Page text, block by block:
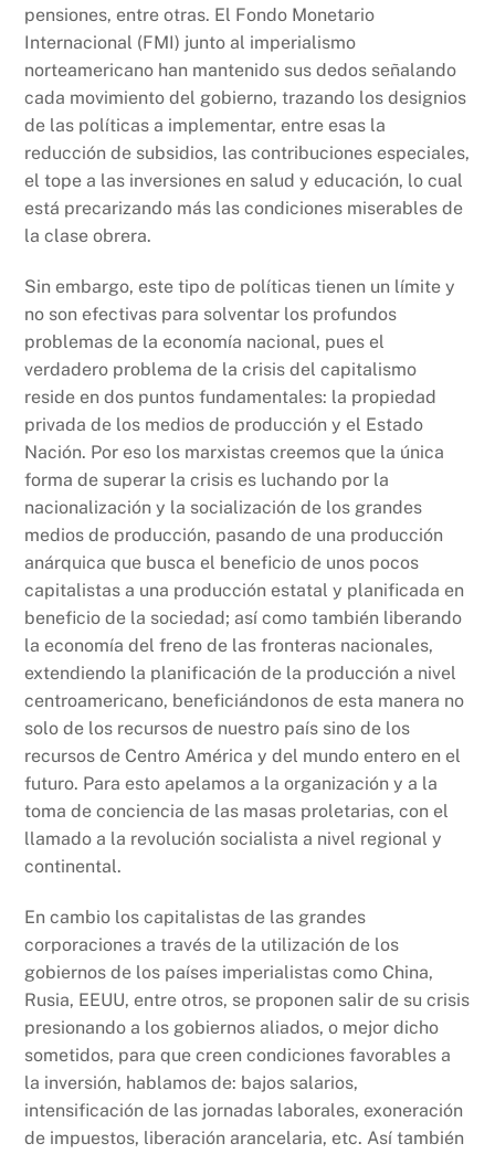
pensiones, entre otras. El Fondo Monetario
Internacional (FMI) junto al imperialismo
norteamericano han mantenido sus dedos señalando
cada movimiento del gobierno, trazando los designios
de las políticas a implementar, entre esas la
reducción de subsidios, las contribuciones especiales,
el tope a las inversiones en salud y educación, lo cual
está precarizando más las condiciones miserables de
la clase obrera.
Sin embargo, este tipo de políticas tienen un límite y
no son efectivas para solventar los profundos
problemas de la economía nacional, pues el
verdadero problema de la crisis del capitalismo
reside en dos puntos fundamentales: la propiedad
privada de los medios de producción y el Estado
Nación. Por eso los marxistas creemos que la única
forma de superar la crisis es luchando por la
nacionalización y la socialización de los grandes
medios de producción, pasando de una producción
anárquica que busca el beneficio de unos pocos
capitalistas a una producción estatal y planificada en
beneficio de la sociedad; así como también liberando
la economía del freno de las fronteras nacionales,
extendiendo la planificación de la producción a nivel
centroamericano, beneficiándonos de esta manera no
solo de los recursos de nuestro país sino de los
recursos de Centro América y del mundo entero en el
futuro. Para esto apelamos a la organización y a la
toma de conciencia de las masas proletarias, con el
llamado a la revolución socialista a nivel regional y
continental.
En cambio los capitalistas de las grandes
corporaciones a través de la utilización de los
gobiernos de los países imperialistas como China,
Rusia, EEUU, entre otros, se proponen salir de su crisis
presionando a los gobiernos aliados, o mejor dicho
sometidos, para que creen condiciones favorables a
la inversión, hablamos de: bajos salarios,
intensificación de las jornadas laborales, exoneración
de impuestos, liberación arancelaria, etc. Así también